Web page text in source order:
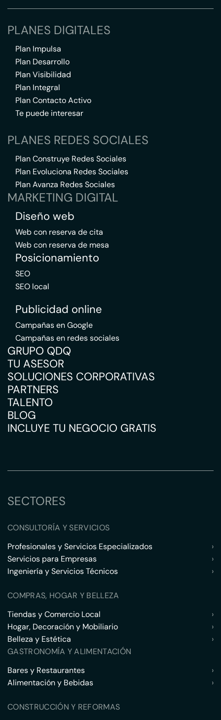
PLANES DIGITALES
Plan Impulsa
Plan Desarrollo
Plan Visibilidad
Plan Integral
Plan Contacto Activo
Te puede interesar
PLANES REDES SOCIALES
Plan Construye Redes Sociales
Plan Evoluciona Redes Sociales
Plan Avanza Redes Sociales
MARKETING DIGITAL
Diseño web
Web con reserva de cita
Web con reserva de mesa
Posicionamiento
SEO
SEO local
Publicidad online
Campañas en Google
Campañas en redes sociales
GRUPO QDQ
TU ASESOR
SOLUCIONES CORPORATIVAS
PARTNERS
TALENTO
BLOG
INCLUYE TU NEGOCIO GRATIS
SECTORES
CONSULTORÍA Y SERVICIOS
Profesionales y Servicios Especializados
›
Servicios para Empresas
›
Ingeniería y Servicios Técnicos
›
COMPRAS, HOGAR Y BELLEZA
Tiendas y Comercio Local
›
Hogar, Decoración y Mobiliario
›
Belleza y Estética
›
GASTRONOMÍA Y ALIMENTACIÓN
Bares y Restaurantes
›
Alimentación y Bebidas
›
CONSTRUCCIÓN Y REFORMAS